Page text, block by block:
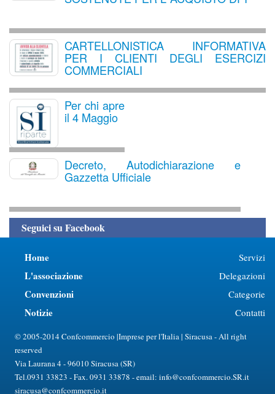
CARTELLONISTICA INFORMATIVA
PER I CLIENTI DEGLI ESERCIZI
COMMERCIALI
Per chi apre
il 4 Maggio
Decreto, Autodichiarazione e
Gazzetta Ufficiale
Seguici su Facebook
Home
L'associazione
Convenzioni
Notizie
Servizi
Delegazioni
Categorie
Contatti
© 2005-2014 Confcommercio |Imprese per l'Italia | Siracusa - All right
reserved
Via Laurana 4 - 96010 Siracusa (SR)
Tel.0931 33823 - Fax. 0931 33878 - email: info@confcommercio.SR.it
siracusa@confcommercio.it